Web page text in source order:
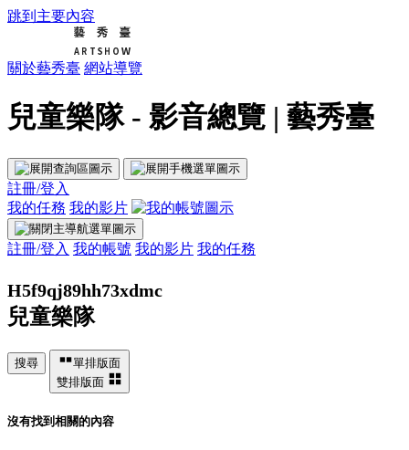
跳到主要內容
關於藝秀臺 網站導覽
兒童樂隊 - 影音總覽 | 藝秀臺
註冊/登入
我的任務 我的影片
註冊/登入 我的帳號 我的影片 我的任務
H5f9qj89hh73xdmc
兒童樂隊
搜尋
單排版面
雙排版面
沒有找到相關的內容